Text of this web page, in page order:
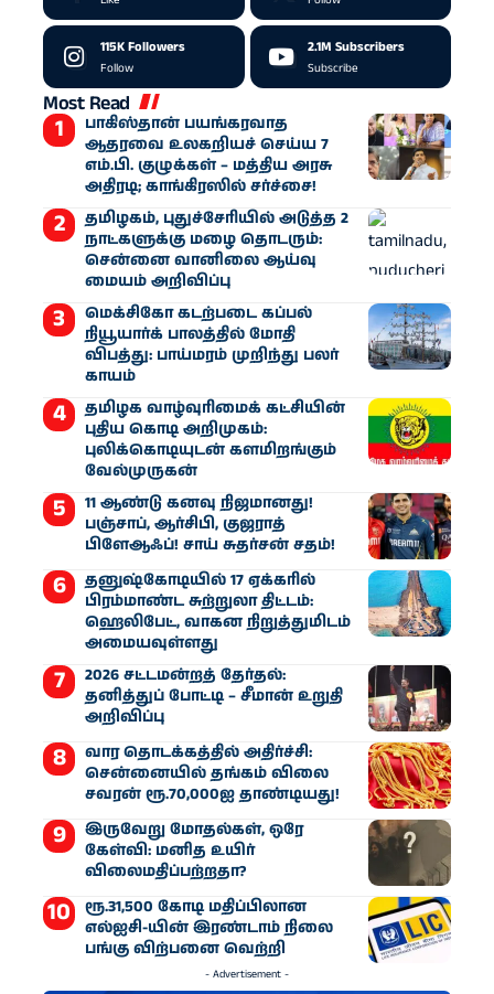
115KFollowers
Follow
2.1M Subscribers
Subscribe
Most Read
பாகிஸ்தான் பயங்கரவாத
ஆதரவை உலகறியச் செய்ய 7
எம்.பி. குழுக்கள் – மத்திய அரசு
அதிரடி; காங்கிரஸில் சர்ச்சை!
தமிழகம், புதுச்சேரியில் அடுத்த 2
நாட்களுக்கு மழை தொடரும்:
சென்னை வானிலை ஆய்வு
மையம் அறிவிப்பு
மெக்சிகோ கடற்படை கப்பல்
நியூயார்க் பாலத்தில் மோதி
விபத்து: பாய்மரம் முறிந்து பலர்
காயம்
தமிழக வாழ்வுரிமைக் கட்சியின்
புதிய கொடி அறிமுகம்:
புலிக்கொடியுடன் களமிறங்கும்
வேல்முருகன்
11 ஆண்டு கனவு நிஜமானது!
பஞ்சாப், ஆர்சிபி, குஜராத்
பிளேஆஃப்! சாய் சுதர்சன் சதம்!
தனுஷ்கோடியில் 17 ஏக்கரில்
பிரம்மாண்ட சுற்றுலா திட்டம்:
ஹெலிபேட், வாகன நிறுத்துமிடம்
அமையவுள்ளது
2026 சட்டமன்றத் தேர்தல்:
தனித்துப் போட்டி – சீமான் உறுதி
அறிவிப்பு
வார தொடக்கத்தில் அதிர்ச்சி:
சென்னையில் தங்கம் விலை
சவரன் ரூ.70,000ஐ தாண்டியது!
இருவேறு மோதல்கள், ஒரே
கேள்வி: மனித உயிர்
விலைமதிப்பற்றதா?
ரூ.31,500 கோடி மதிப்பிலான
எல்ஐசி-​யின் இரண்​டாம் நிலை
பங்கு விற்பனை வெற்றி
- Advertisement -